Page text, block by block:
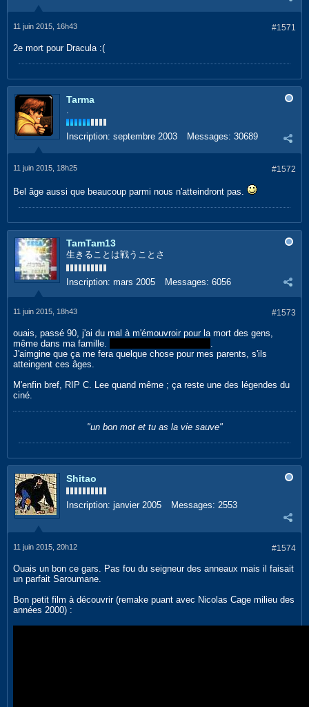
#1571
11 juin 2015, 16h43
2e mort pour Dracula :(
Tarma
.
Inscription: septembre 2003 Messages: 30689
#1572
11 juin 2015, 18h25
Bel âge aussi que beaucoup parmi nous n'atteindront pas.
TamTam13
生きることは戦うことさ
Inscription: mars 2005 Messages: 6056
#1573
11 juin 2015, 18h43
ouais, passé 90, j'ai du mal à m'émouvroir pour la mort des gens,
même dans ma famille.
.
J'aimgine que ça me fera quelque chose pour mes parents, s'ils
atteingent ces âges.
M'enfin bref, RIP C. Lee quand même ; ça reste une des légendes du
ciné.
"un bon mot et tu as la vie sauve"
Shitao
Inscription: janvier 2005 Messages: 2553
#1574
11 juin 2015, 20h12
Ouais un bon ce gars. Pas fou du seigneur des anneaux mais il faisait
un parfait Saroumane.
Bon petit film à découvrir (remake puant avec Nicolas Cage milieu des
années 2000) :